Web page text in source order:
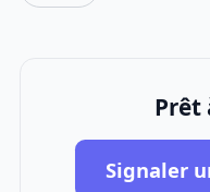
Prêt
Signaler